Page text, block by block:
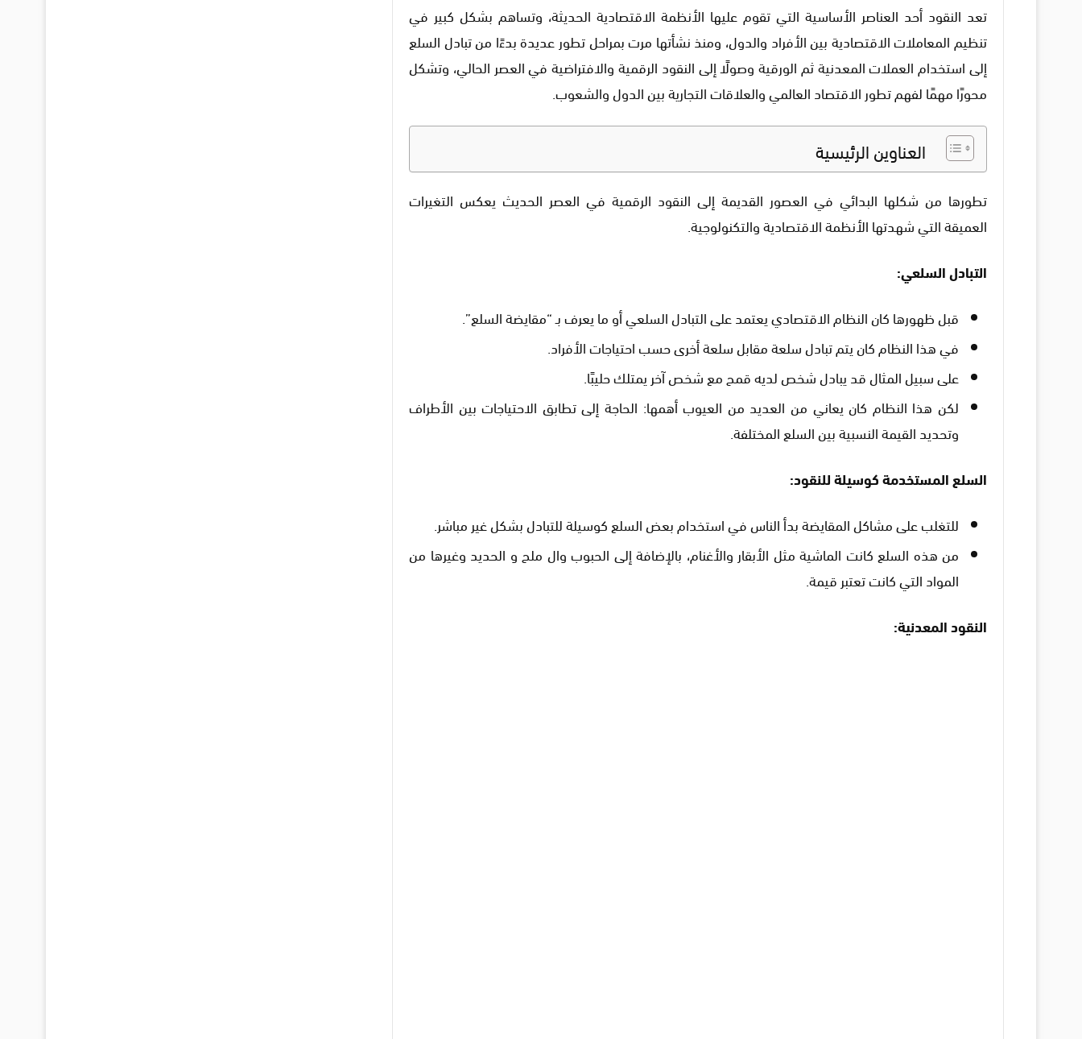
تعد النقود أحد العناصر الأساسية التي تقوم عليها الأنظمة الاقتصادية الحديثة، وتساهم بشكل كبير في
تنظيم المعاملات الاقتصادية بين الأفراد والدول، ومنذ نشأتها مرت بمراحل تطور عديدة بدءًا من تبادل السلع
إلى استخدام العملات المعدنية ثم الورقية وصولًا إلى النقود الرقمية والافتراضية في العصر الحالي، وتشكل
محورًا مهمًا لفهم تطور الاقتصاد العالمي والعلاقات التجارية بين الدول والشعوب.
العناوين الرئيسية
تطورها من شكلها البدائي في العصور القديمة إلى النقود الرقمية في العصر الحديث يعكس التغيرات
العميقة التي شهدتها الأنظمة الاقتصادية والتكنولوجية.
التبادل السلعي:
قبل ظهورها كان النظام الاقتصادي يعتمد على التبادل السلعي أو ما يعرف بـ “مقايضة السلع”.
في هذا النظام كان يتم تبادل سلعة مقابل سلعة أخرى حسب احتياجات الأفراد.
على سبيل المثال قد يبادل شخص لديه قمح مع شخص آخر يمتلك حليبًا.
لكن هذا النظام كان يعاني من العديد من العيوب أهمها: الحاجة إلى تطابق الاحتياجات بين الأطراف
وتحديد القيمة النسبية بين السلع المختلفة.
السلع المستخدمة كوسيلة للنقود:
للتغلب على مشاكل المقايضة بدأ الناس في استخدام بعض السلع كوسيلة للتبادل بشكل غير مباشر.
من هذه السلع كانت الماشية مثل الأبقار والأغنام، بالإضافة إلى الحبوب وال ملح و الحديد وغيرها من
المواد التي كانت تعتبر قيمة.
النقود المعدنية: